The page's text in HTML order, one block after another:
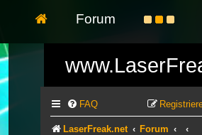
Forum
FAQ
LaserFreak.net Forum